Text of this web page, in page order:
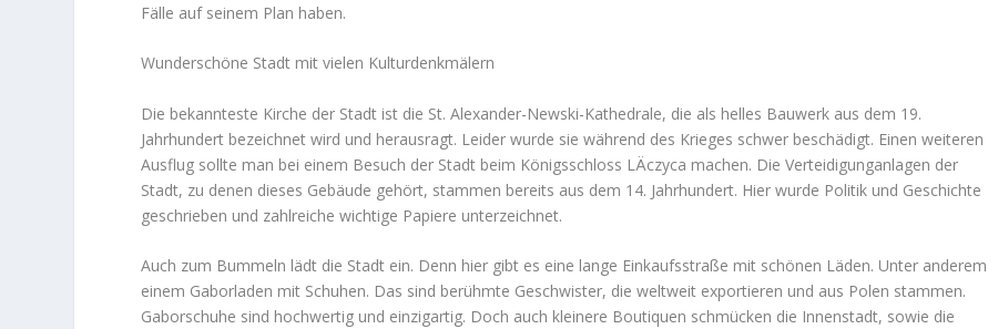
Fälle auf seinem Plan haben.
Wunderschöne Stadt mit vielen Kulturdenkmälern
Die bekannteste Kirche der Stadt ist die St. Alexander-Newski-Kathedrale, die als helles Bauwerk aus dem 19.
Jahrhundert bezeichnet wird und herausragt. Leider wurde sie während des Krieges schwer beschädigt. Einen weiteren
Ausflug sollte man bei einem Besuch der Stadt beim Königsschloss LÄczyca machen. Die Verteidigunganlagen der
Stadt, zu denen dieses Gebäude gehört, stammen bereits aus dem 14. Jahrhundert. Hier wurde Politik und Geschichte
geschrieben und zahlreiche wichtige Papiere unterzeichnet.
Auch zum Bummeln lädt die Stadt ein. Denn hier gibt es eine lange Einkaufsstraße mit schönen Läden. Unter anderem
einem Gaborladen mit Schuhen. Das sind berühmte Geschwister, die weltweit exportieren und aus Polen stammen.
Gaborschuhe sind hochwertig und einzigartig. Doch auch kleinere Boutiquen schmücken die Innenstadt, sowie die